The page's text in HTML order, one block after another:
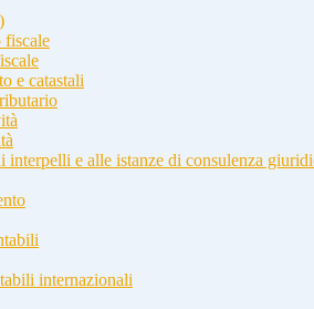
fiscale
e catastali
interpelli e alle istanze di consulenza
internazionali